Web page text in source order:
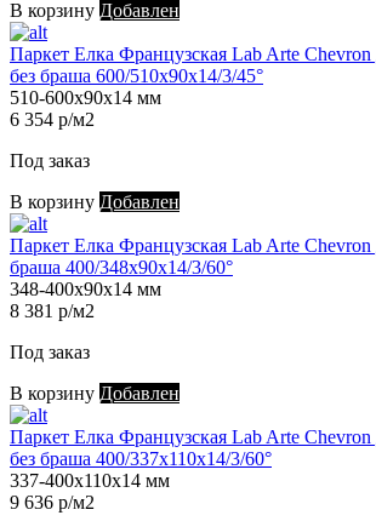
В корзину Добавлен
Паркет Елка Французская Lab Arte
без браша 600/510х90х14/3/45°
510-600х90х14 мм
6 354 р/м2
Под заказ
В корзину Добавлен
Паркет Елка Французская Lab Arte
браша 400/348х90х14/3/60°
348-400х90х14 мм
8 381 р/м2
Под заказ
В корзину Добавлен
Паркет Елка Французская Lab Arte
без браша 400/337х110х14/3/60°
337-400х110х14 мм
9 636 р/м2